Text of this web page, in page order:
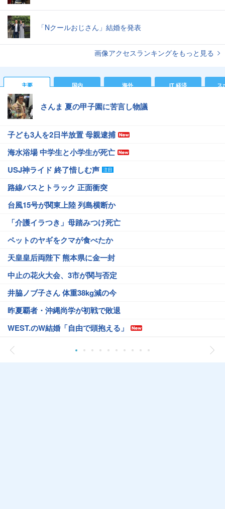
「Nクールおじさん」結婚を発表
画像アクセスランキングをもっと見る
主要 国内 海外 IT 経済 ス
さんま 夏の甲子園に苦言し物議
子ども3人を2日半放置 母親逮捕
海水浴場 中学生と小学生が死亡
USJ神ライド 終了惜しむ声
路線バスとトラック 正面衝突
台風15号が関東上陸 列島横断か
「介護イラつき」母踏みつけ死亡
ペットのヤギをクマが食べたか
天皇皇后両陛下 熊本県に金一封
中止の花火大会、3市が関与否定
井脇ノブ子さん 体重38kg減の今
昨夏覇者・沖縄尚学が初戦で敗退
WEST.のW結婚「自由で頭抱える」